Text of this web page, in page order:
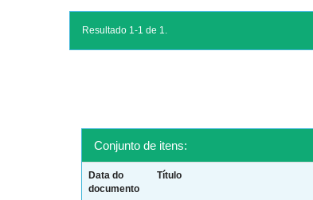
Resultado 1-1 de 1.
Conjunto de itens:
Data do
documento
Título